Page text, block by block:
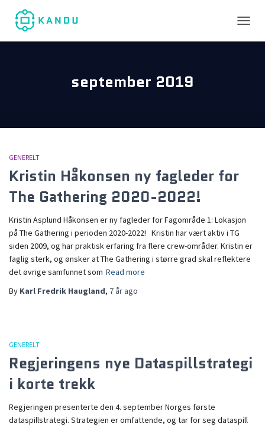
september 2019
GENERELT
Kristin Håkonsen ny fagleder for
The Gathering 2020-2022!
Kristin Asplund Håkonsen er ny fagleder for Fagområde 1: Lokasjon
på The Gathering i perioden 2020-2022! Kristin har vært aktiv i TG
siden 2009, og har praktisk erfaring fra flere crew-områder. Kristin er
faglig sterk, og ønsker at The Gathering i større grad skal reflektere
det øvrige samfunnet som Read more
By Karl Fredrik Haugland, 7 år ago
GENERELT
Regjeringens nye Dataspillstrategi
i korte trekk
Regjeringen presenterte den 4. september Norges første
dataspillstrategi. Strategien er omfattende, og tar for seg dataspill